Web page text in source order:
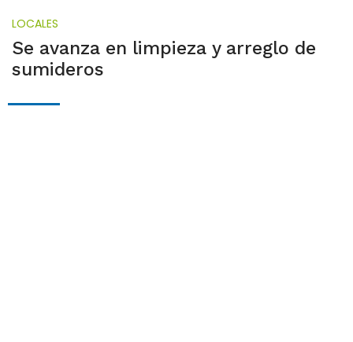
LOCALES
Se avanza en limpieza y arreglo de
sumideros